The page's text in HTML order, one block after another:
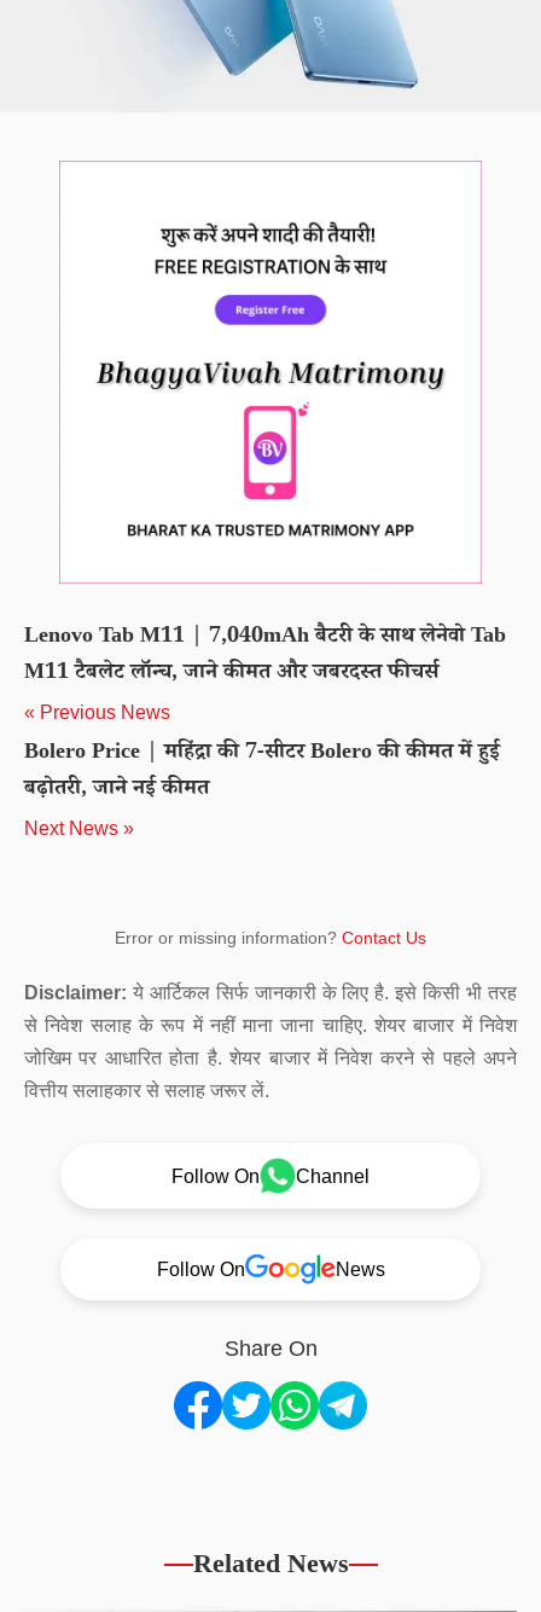
Lenovo Tab M11 | 7,040mAh बैटरी के साथ लेनेवो Tab
M11 टैबलेट लॉन्च, जाने कीमत और जबरदस्त फीचर्स
« Previous News
Bolero Price | महिंद्रा की 7-सीटर Bolero की कीमत में हुई
बढ़ोतरी, जाने नई कीमत
Next News »
Error or missing information? Contact Us
Disclaimer: ये आर्टिकल सिर्फ जानकारी के लिए है. इसे किसी भी तरह
से निवेश सलाह के रूप में नहीं माना जाना चाहिए. शेयर बाजार में निवेश
जोखिम पर आधारित होता है. शेयर बाजार में निवेश करने से पहले अपने
वित्तीय सलाहकार से सलाह जरूर लें.
Follow On Channel
Follow On News
Share On
Related News